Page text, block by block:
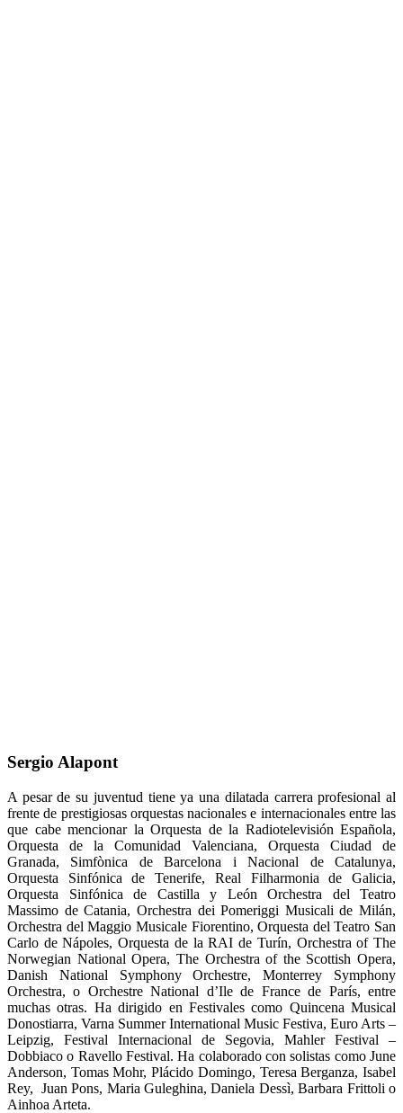
Sergio Alapont
A pesar de su juventud tiene ya una dilatada carrera profesional al
frente de prestigiosas orquestas nacionales e internacionales entre las
que cabe mencionar la Orquesta de la Radiotelevisión Española,
Orquesta de la Comunidad Valenciana, Orquesta Ciudad de
Granada, Simfònica de Barcelona i Nacional de Catalunya,
Orquesta Sinfónica de Tenerife, Real Filharmonia de Galicia,
Orquesta Sinfónica de Castilla y León Orchestra del Teatro
Massimo de Catania, Orchestra dei Pomeriggi Musicali de Milán,
Orchestra del Maggio Musicale Fiorentino, Orquesta del Teatro San
Carlo de Nápoles, Orquesta de la RAI de Turín, Orchestra of The
Norwegian National Opera, The Orchestra of the Scottish Opera,
Danish National Symphony Orchestre, Monterrey Symphony
Orchestra, o Orchestre National d’Ile de France de París, entre
muchas otras. Ha dirigido en Festivales como Quincena Musical
Donostiarra, Varna Summer International Music Festiva, Euro Arts –
Leipzig, Festival Internacional de Segovia, Mahler Festival –
Dobbiaco o Ravello Festival. Ha colaborado con solistas como June
Anderson, Tomas Mohr, Plácido Domingo, Teresa Berganza, Isabel
Rey, Juan Pons, Maria Guleghina, Daniela Dessì, Barbara Frittoli o
Ainhoa Arteta.